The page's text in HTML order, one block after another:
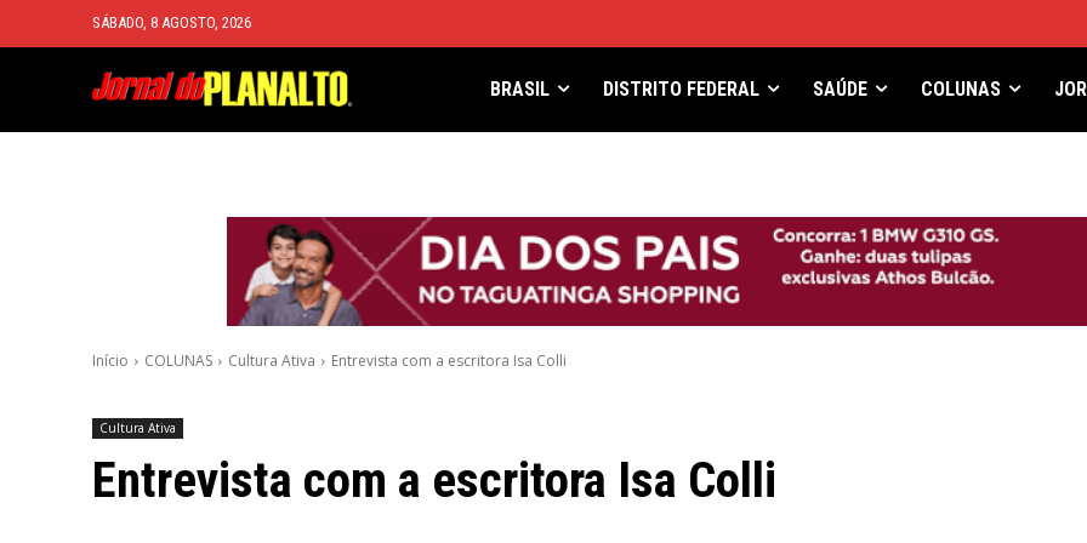
SÁBADO, 8 AGOSTO, 2026
BRASIL DISTRITO FEDERAL SAÚDE COLUNAS
Início COLUNAS Cultura Ativa Entrevista com a escritora Isa Colli
Cultura Ativa
Entrevista com a escritora Isa Colli